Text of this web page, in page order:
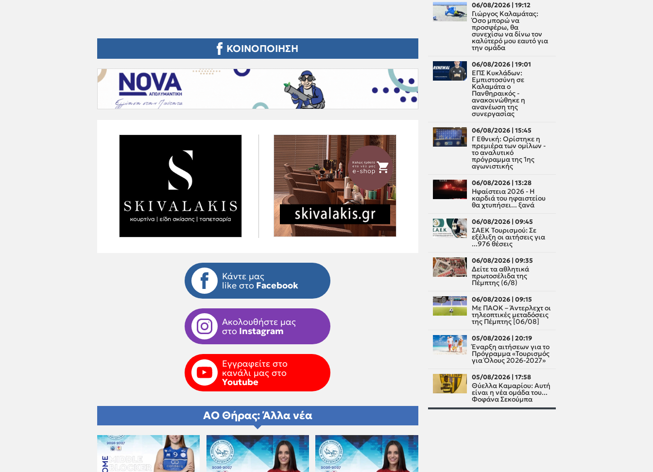
ΚΟΙΝΟΠΟΙΗΣΗ
Κάντε μας
like στο Facebook
Ακολουθήστε μας
στο Instagram
Εγγραφείτε στο
κανάλι μας στο
Youtube
ΑΟ Θήρας: Άλλα νέα
06/08/2026 | 19:12
Γιώργος Καλαμάτας:
Όσο μπορώ να
προσφέρω, θα
συνεχίσω να δίνω τον
καλύτερό μου εαυτό για
την ομάδα
06/08/2026 | 19:01
ΕΠΣ Κυκλάδων:
Εμπιστοσύνη σε
Καλαμάτα ο
Πανθηραικός -
ανακοινώθηκε η
ανανέωση της
συνεργασίας
06/08/2026 | 15:45
Γ Εθνική: Ορίστηκε η
πρεμιέρα των ομίλων -
το αναλυτικό
πρόγραμμα της 1ης
αγωνιστικής
06/08/2026 | 13:28
Ηφαίστεια 2026 - Η
καρδιά του ηφαιστείου
θα χτυπήσει... ξανά
06/08/2026 | 09:45
ΣΑΕΚ Τουρισμού: Σε
εξέλιξη οι αιτήσεις για
...976 θέσεις
06/08/2026 | 09:35
Δείτε τα αθλητικά
πρωτοσέλιδα της
Πέμπτης (6/8)
06/08/2026 | 09:15
Με ΠΑΟΚ – Άντερλεχτ οι
τηλεοπτικές μεταδόσεις
της Πέμπτης [06/08]
05/08/2026 | 20:19
Έναρξη αιτήσεων για το
Πρόγραμμα «Τουρισμός
για Όλους 2026-2027»
05/08/2026 | 17:58
Θύελλα Καμαρίου: Αυτή
είναι η νέα ομάδα του...
Φοφάνα Σεκούμπα